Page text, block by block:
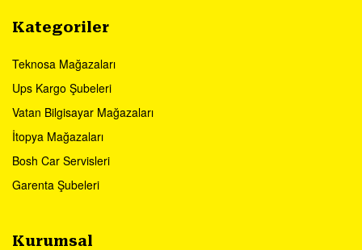
Kategoriler
Teknosa Mağazaları
Ups Kargo Şubeleri
Vatan Bilgisayar Mağazaları
İtopya Mağazaları
Bosh Car Servisleri
Garenta Şubeleri
Kurumsal